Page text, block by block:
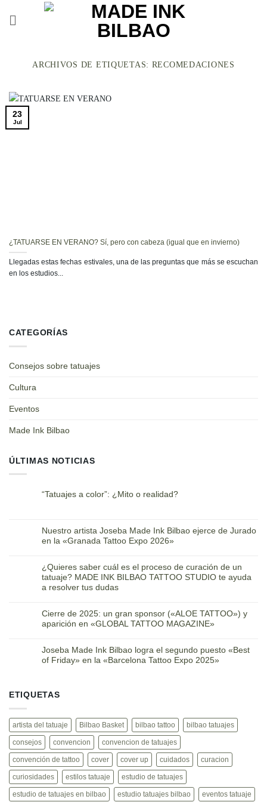
ARCHIVOS DE ETIQUETAS: RECOMEDACIONES
¿TATUARSE EN VERANO? Sí, pero con cabeza (igual que en invierno)
Llegadas estas fechas estivales, una de las preguntas que más se escuchan
en los estudios...
23
Jul
CATEGORÍAS
Consejos sobre tatuajes
Cultura
Eventos
Made Ink Bilbao
ÚLTIMAS NOTICIAS
“Tatuajes a color”: ¿Mito o realidad?
Nuestro artista Joseba Made Ink Bilbao ejerce de Jurado
en la «Granada Tattoo Expo 2026»
¿Quieres saber cuál es el proceso de curación de un
tatuaje? MADE INK BILBAO TATTOO STUDIO te ayuda
a resolver tus dudas
Cierre de 2025: un gran sponsor («ALOE TATTOO») y
aparición en «GLOBAL TATTOO MAGAZINE»
Joseba Made Ink Bilbao logra el segundo puesto «Best
of Friday» en la «Barcelona Tattoo Expo 2025»
ETIQUETAS
artista del tatuaje Bilbao Basket bilbao tattoo bilbao tatuajes
consejos convencion convencion de tatuajes
convención de tattoo cover cover up cuidados curacion
curiosidades estilos tatuaje estudio de tatuajes
estudio de tatuajes en bilbao estudio tatuajes bilbao eventos tatuaje